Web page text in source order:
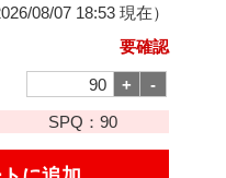
08/07 18:53 現在）
要確認
SPQ： 90